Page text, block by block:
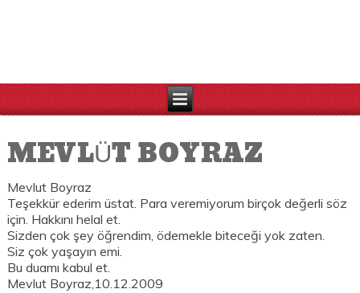
MEVLÜT BOYRAZ
Mevlut Boyraz
Teşekkür ederim üstat. Para veremiyorum birçok değerli söz
için. Hakkını helal et.
Sizden çok şey öğrendim, ödemekle biteceği yok zaten.
Siz çok yaşayın emi.
Bu duamı kabul et.
Mevlut Boyraz,10.12.2009